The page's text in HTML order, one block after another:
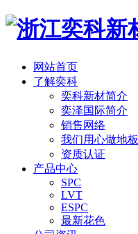
网站首页
了解奕科
奕科新材简介
奕泽国际简介
销售网络
我们用心做地板
资质认证
产品中心
SPC
LVT
ESPC
最新花色